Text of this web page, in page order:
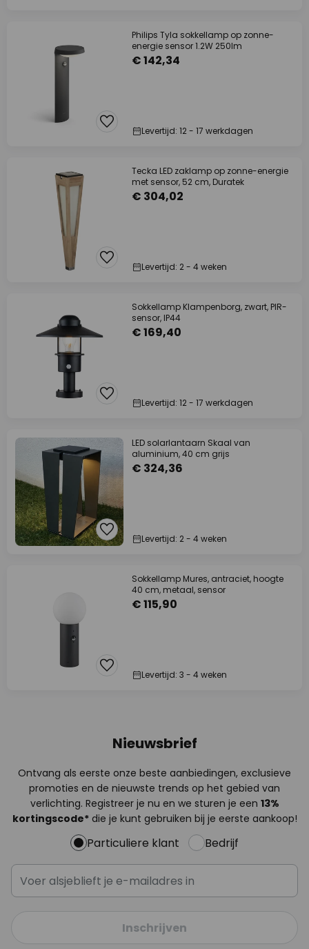
Philips Tyla sokkellamp op zonne-
energie sensor 1.2W 250lm
€ 142,34
Levertijd: 12 - 17 werkdagen
Tecka LED zaklamp op zonne-energie
met sensor, 52 cm, Duratek
€ 304,02
Levertijd: 2 - 4 weken
Sokkellamp Klampenborg, zwart, PIR-
sensor, IP44
€ 169,40
Levertijd: 12 - 17 werkdagen
LED solarlantaarn Skaal van
aluminium, 40 cm grijs
€ 324,36
Levertijd: 2 - 4 weken
Sokkellamp Mures, antraciet, hoogte
40 cm, metaal, sensor
€ 115,90
Levertijd: 3 - 4 weken
Nieuwsbrief
Ontvang als eerste onze beste aanbiedingen, exclusieve
promoties en de nieuwste trends op het gebied van
verlichting. Registreer je nu en we sturen je een 13%
kortingscode*die je kunt gebruiken bij je eerste aankoop!
Particuliere klant Bedrijf
Inschrijven